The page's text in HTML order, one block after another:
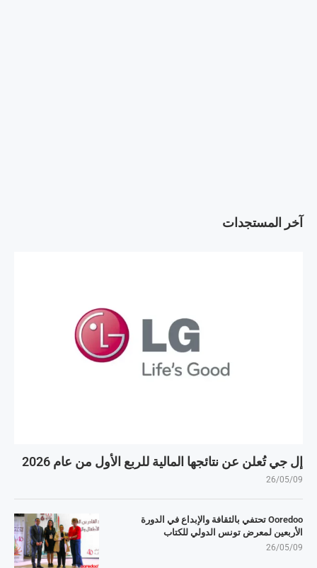
آخر المستجدات
إل جي تُعلن عن نتائجها المالية للربع الأول من عام 2026
26/05/09
Ooredoo تحتفي بالثقافة والإبداع في الدورة
الأربعين لمعرض تونس الدولي للكتاب
26/05/09